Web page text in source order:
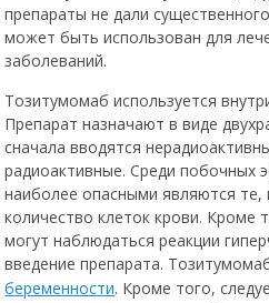
рецидивирующих форм
используют в том случае, когда
препараты не дали
заболеваний.
Тозитумомаб используется
Препарат назначают в виде
сначала вводятся
радиоактивные. Среди побочных
наиболее опасными являются те,
количество клеток крови. Кроме
могут наблюдаться реакции